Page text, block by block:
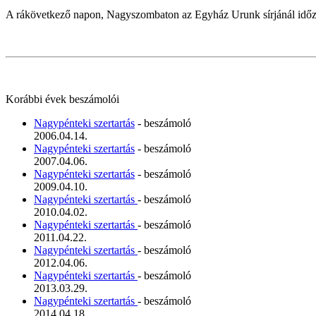
A rákövetkező napon, Nagyszombaton az Egyház Urunk sírjánál
Korábbi évek beszámolói
Nagypénteki szertartás - beszámoló
2006.04.14.
Nagypénteki szertartás - beszámoló
2007.04.06.
Nagypénteki szertartás - beszámoló
2009.04.10.
Nagypénteki szertartás - beszámoló
2010.04.02.
Nagypénteki szertartás - beszámoló
2011.04.22.
Nagypénteki szertartás - beszámoló
2012.04.06.
Nagypénteki szertartás - beszámoló
2013.03.29.
Nagypénteki szertartás - beszámoló